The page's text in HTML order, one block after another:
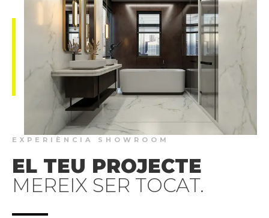
EXPERIÈNCIA SHOWROOM
EL TEU PROJECTE
MEREIX SER TOCAT.